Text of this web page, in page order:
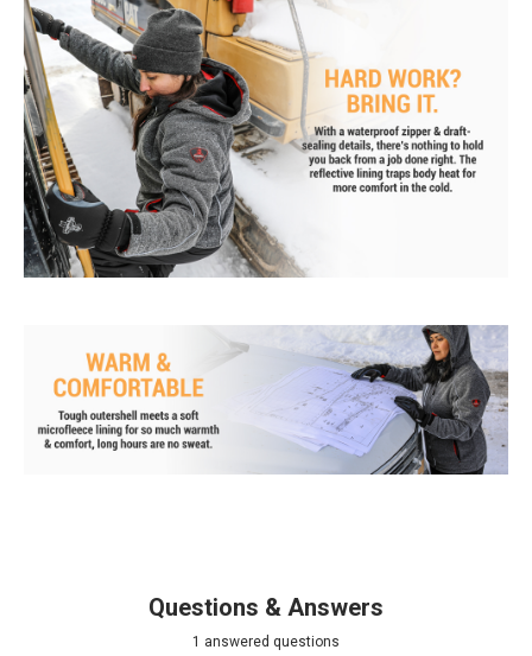
Questions & Answers
1 answered questions